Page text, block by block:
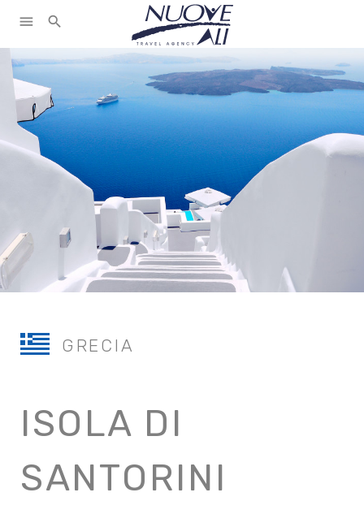
menu search
GRECIA
ISOLA DI
SANTORINI